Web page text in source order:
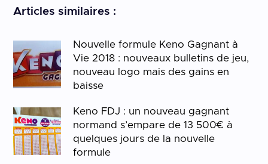
Articles similaires :
Nouvelle formule Keno Gagnant à
Vie 2018 : nouveaux bulletins de jeu,
nouveau logo mais des gains en
baisse
Keno FDJ : un nouveau gagnant
normand s’empare de 13 500€ à
quelques jours de la nouvelle
formule